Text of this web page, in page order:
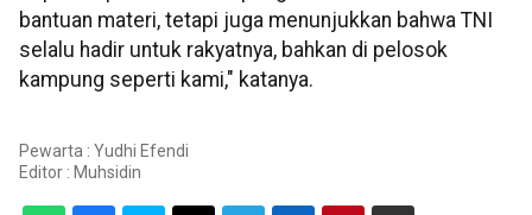
bantuan materi, tetapi juga menunjukkan bahwa TNI
selalu hadir untuk rakyatnya, bahkan di pelosok
kampung seperti kami," katanya.
Pewarta : Yudhi Efendi
Editor : Muhsidin